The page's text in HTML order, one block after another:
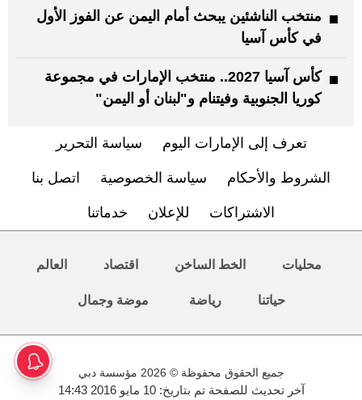
منتخب الناشئين يبحث أمام اليمن عن الفوز الأول
في كأس آسيا
كأس آسيا 2027.. منتخب الإمارات في مجموعة
كوريا الجنوبية وفيتنام و"لبنان أو اليمن"
تعرف إلى الإمارات اليوم سياسة التحرير
الشروط والأحكام سياسة الخصوصية اتصل بنا
الاشتراكات للإعلان خدماتنا
محليات الخط الساخن اقتصاد العالم
حياتنا رياضة موضة وجمال
جميع الحقوق محفوظة © 2026 مؤسسة دبي
آخر تحديث للصفحة تم بتاريخ: 10 مايو 2016 14:43